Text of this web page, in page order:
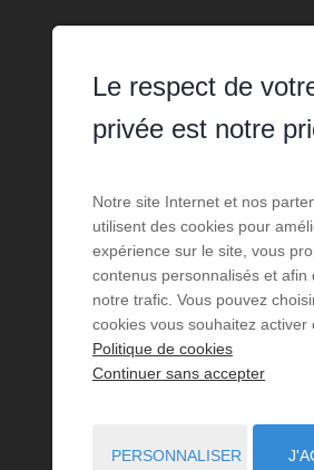
Le respect de
privée est notre
Notre site Internet et nos
utilisent des cookies pour
expérience sur le site, vous
contenus personnalisés et afin
notre trafic. Vous pouvez
cookies vous souhaitez activer
Politique de cookies
Continuer sans accepter
PERSONNALISER